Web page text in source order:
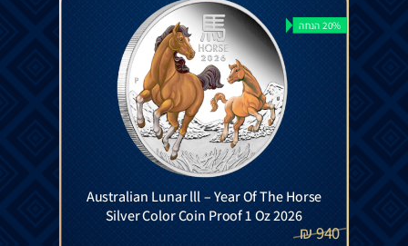
20% הנחה
Australian Lunar lll – Year Of The Horse
Silver Color Coin Proof 1 Oz 2026
940
₪